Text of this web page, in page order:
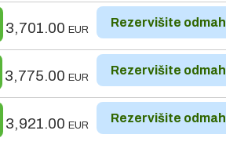
3,701.00 EUR
Rezervišite odmah
3,775.00 EUR
Rezervišite odmah
3,921.00 EUR
Rezervišite odmah